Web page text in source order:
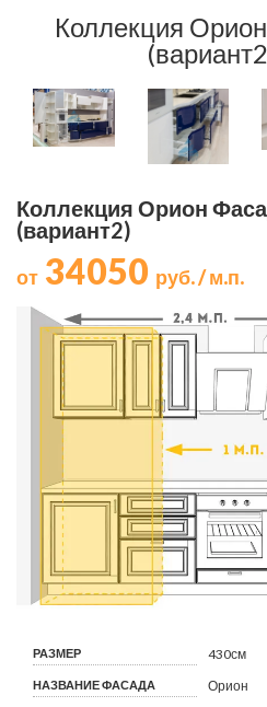
Коллекция
Коллекция Орион
(вариант2)
от 34050 руб. / м.п.
РАЗМЕР 430см
НАЗВАНИЕ ФАСАДА Орион